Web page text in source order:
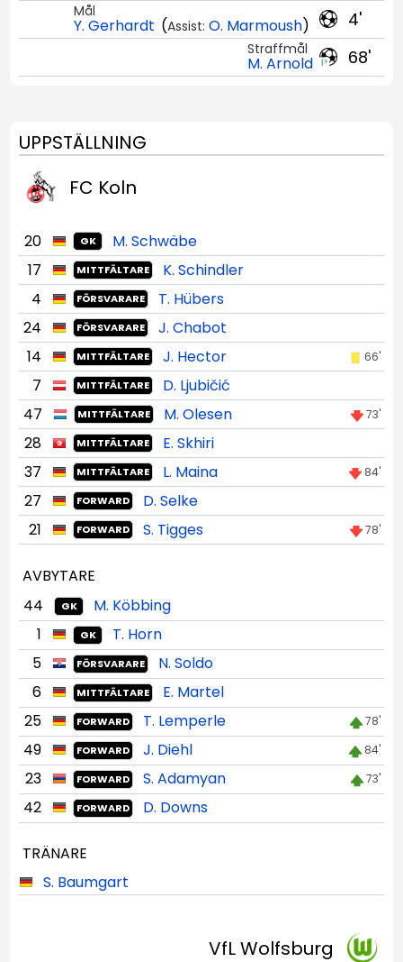
4'
Mål
Y. Gerhardt (Assist: O. Marmoush)
68'
Straffmål
M. Arnold
UPPSTÄLLNING
FC Koln
20 GK
M. Schwäbe
17
MITTFÄLTARE
K. Schindler
4
FÖRSVARARE
T. Hübers
24
FÖRSVARARE
J. Chabot
14
MITTFÄLTARE J. Hector 66'
7 MITTFÄLTARE
D. Ljubičić
47
MITTFÄLTARE M. Olesen 73'
28 MITTFÄLTARE
E. Skhiri
37
MITTFÄLTARE L. Maina 84'
27 FORWARD
D. Selke
21
FORWARD S. Tigges 78'
AVBYTARE
44
GK
M. Köbbing
1
GK
T. Horn
5
FÖRSVARARE
N. Soldo
6
MITTFÄLTARE
E. Martel
25
FORWARD T. Lemperle 78'
49 FORWARD J. Diehl 84'
23 FORWARD S. Adamyan 73'
42 FORWARD D. Downs
TRÄNARE
S. Baumgart
VfL Wolfsburg